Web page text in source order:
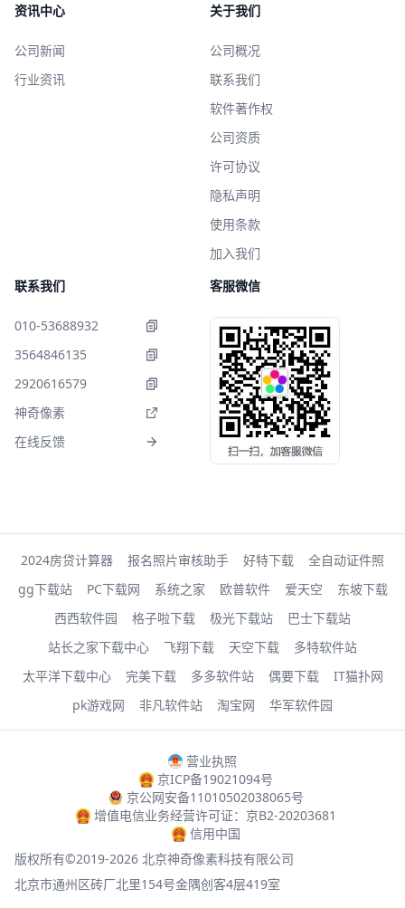
资讯中心
公司新闻
行业资讯
关于我们
公司概况
联系我们
软件著作权
公司资质
许可协议
隐私声明
使用条款
加入我们
联系我们
010-53688932
3564846135
2920616579
神奇像素
在线反馈
客服微信
2024房贷计算器 报名照片审核助手 好特下载
全自动证件照
gg下载站
PC下载网 系统之家 欧普软件 爱天空
东坡下载
西西软件园
格子啦下载 极光下载站
巴士下载站
站长之家下载中心
飞翔下载 天空下载
多特软件站
太平洋下载中心
完美下载 多多软件站 偶要下载
IT猫扑网
pk游戏网
非凡软件站 淘宝网 华军软件园
营业执照
京ICP备19021094号
京公网安备11010502038065号
增值电信业务经营许可证：京B2-20203681
信用中国
版权所有©2019-2026 北京神奇像素科技有限公司
北京市通州区砖厂北里154号金隅创客4层419室